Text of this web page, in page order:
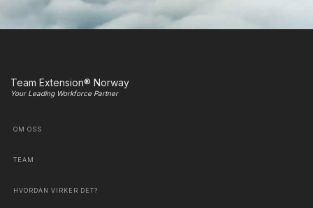
Team Extension® Norway
Your Leading Workforce Partner
OM OSS
TEAM
HVORDAN VIRKER DET?